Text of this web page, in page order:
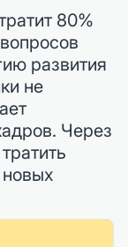
80%
развития
не
Через